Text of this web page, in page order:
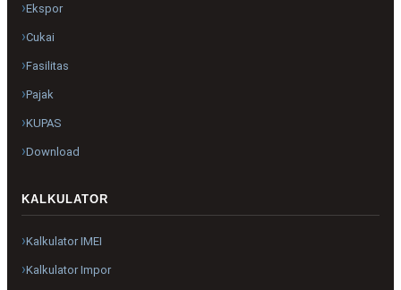
Ekspor
Cukai
Fasilitas
Pajak
KUPAS
Download
KALKULATOR
Kalkulator IMEI
Kalkulator Impor